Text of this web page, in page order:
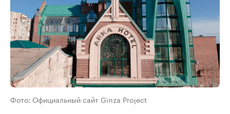
Фото: Официальный сайт Ginza Project